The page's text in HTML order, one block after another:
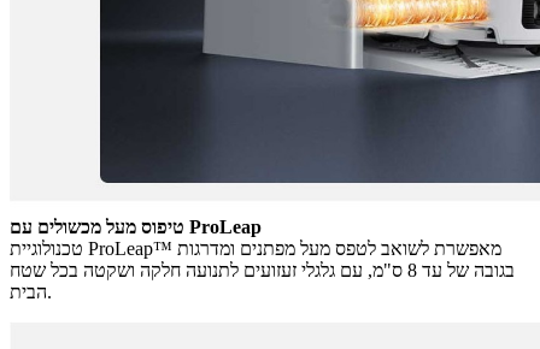
טיפוס מעל מכשולים עם ProLeap
טכנולוגיית ProLeap™ מאפשרת לשואב לטפס מעל מפתנים ומדרגות
בגובה של עד 8 ס"מ, עם גלגלי זעזועים לתנועה חלקה ושקטה בכל שטח
הבית.